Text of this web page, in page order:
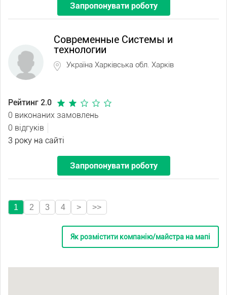
Запропонувати роботу
Современные Системы и
технологии
Україна Харківська обл. Харків
Рейтинг 2.0
0 виконаних замовлень
0 відгуків
3 року на сайті
Запропонувати роботу
1 2 3 4 > >>
Як розмістити компанію/майстра на мапі